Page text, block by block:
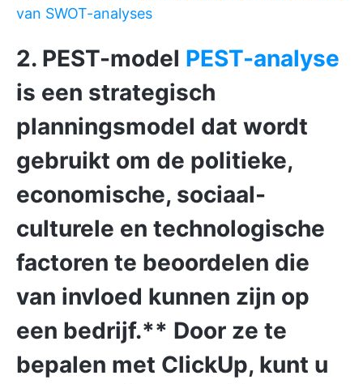
van SWOT-analyses
2. PEST-model PEST-analyse
is een strategisch
planningsmodel dat wordt
gebruikt om de politieke,
economische, sociaal-
culturele en technologische
factoren te beoordelen die
van invloed kunnen zijn op
een bedrijf.** Door ze te
bepalen met ClickUp, kunt u